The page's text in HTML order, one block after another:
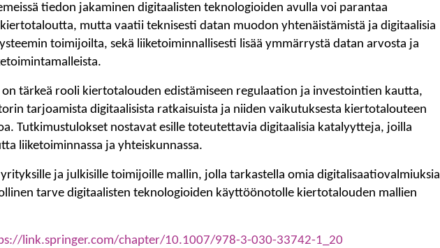
tiedon jakaminen digitaalisten teknologioiden avulla voi parantaa
mutta vaatii teknisesti datan muodon yhtenäistämistä ja digitaalisia
toimijoilta, sekä liiketoiminnallisesti lisää ymmärrystä datan arvosta ja
on tärkeä rooli kiertotalouden edistämiseen regulaation ja investointien kautta,
tarjoamista digitaalisista ratkaisuista ja niiden vaikutuksesta kiertotalouteen
Tutkimustulokset nostavat esille toteutettavia digitaalisia katalyytteja, joilla
liiketoiminnassa ja yhteiskunnassa.
ja julkisille toimijoille mallin, jolla tarkastella omia digitalisaatiovalmiuksia
tarve digitaalisten teknologioiden käyttöönotolle kiertotalouden mallien
link.springer.com/chapter/10.1007/978-3-030-33742-1_20